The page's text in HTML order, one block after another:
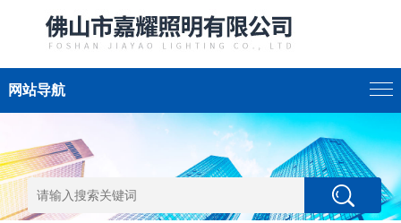
网站导航